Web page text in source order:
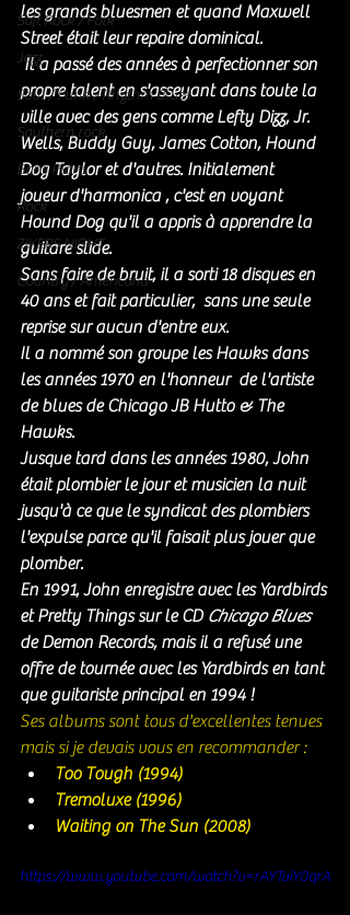
Soft Rock / Folk
Jazz
Soul / Funk / Rhythm Blues
Southern rock
Bons Plans
Rock
ZIKERS NIGHT
Country / Americana
les grands bluesmen et quand Maxwell
Street était leur repaire dominical.
Il a passé des années à perfectionner son
propre talent en s'asseyant dans toute la
ville avec des gens comme Lefty Dizz, Jr.
Wells, Buddy Guy, James Cotton, Hound
Dog Taylor et d'autres. Initialement
joueur d'harmonica , c'est en voyant
Hound Dog qu'il a appris à apprendre la
guitare slide.
Sans faire de bruit, il a sorti 18 disques en
40 ans et fait particulier,  sans une seule
reprise sur aucun d'entre eux.
Il a nommé son groupe les Hawks dans
les années 1970 en l'honneur  de l'artiste
de blues de Chicago JB Hutto & The
Hawks.
Jusque tard dans les années 1980, John
était plombier le jour et musicien la nuit
jusqu'à ce que le syndicat des plombiers
l'expulse parce qu'il faisait plus jouer que
plomber.
En 1991, John enregistre avec les Yardbirds
et Pretty Things sur le CD Chicago Blues
de Demon Records, mais il a refusé une
offre de tournée avec les Yardbirds en tant
que guitariste principal en 1994 !
Ses albums sont tous d'excellentes tenues
mais si je devais vous en recommander :
Too Tough (1994)
Tremoluxe (1996)
Waiting on The Sun (2008)
https://www.youtube.com/watch?v=rAYTviY0qrA